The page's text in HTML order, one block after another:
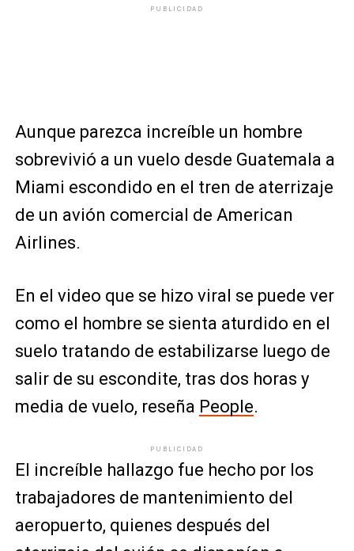
PUBLICIDAD
Aunque parezca increíble un hombre
sobrevivió a un vuelo desde Guatemala a
Miami escondido en el tren de aterrizaje
de un avión comercial de American
Airlines.
En el video que se hizo viral se puede ver
como el hombre se sienta aturdido en el
suelo tratando de estabilizarse luego de
salir de su escondite, tras dos horas y
media de vuelo, reseña People.
PUBLICIDAD
El increíble hallazgo fue hecho por los
trabajadores de mantenimiento del
aeropuerto, quienes después del